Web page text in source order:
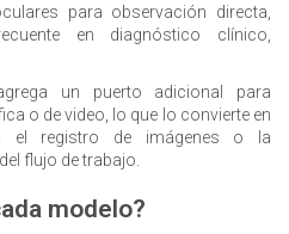
para observación directa,
en diagnóstico clínico,
un puerto adicional para
o de video, lo que lo convierte en
el registro de imágenes o la
flujo de trabajo.
modelo?